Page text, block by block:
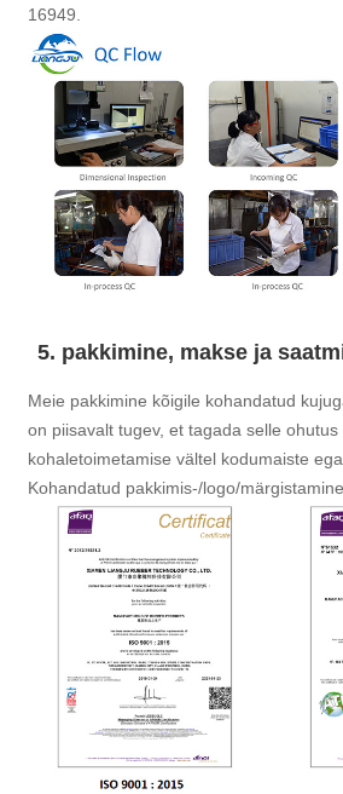
16949.
5. pakkimine, makse ja
Meie pakkimine kõigile kohandatud
on piisavalt tugev, et tagada selle ohutus
kohaletoimetamise vältel kodumaiste
Kohandatud pakkimis-/logo/